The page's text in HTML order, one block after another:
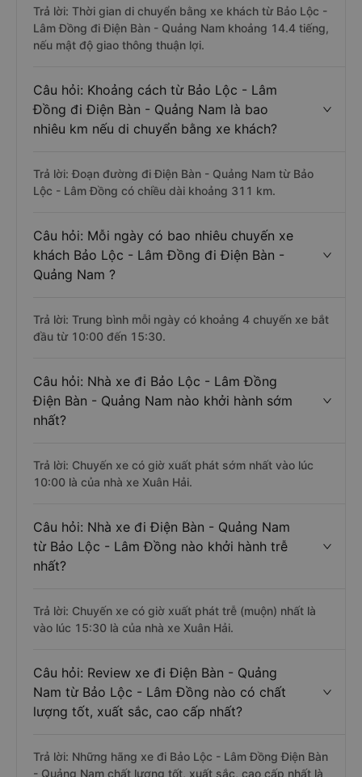
Trả lời: Thời gian di chuyển bằng xe khách từ Bảo Lộc -
Lâm Đồng đi Điện Bàn - Quảng Nam khoảng 14.4 tiếng,
nếu mật độ giao thông thuận lợi.
Câu hỏi: Khoảng cách từ Bảo Lộc - Lâm
Đồng đi Điện Bàn - Quảng Nam là bao
nhiêu km nếu di chuyển bằng xe khách?
Trả lời: Đoạn đường đi Điện Bàn - Quảng Nam từ Bảo
Lộc - Lâm Đồng có chiều dài khoảng 311 km.
Câu hỏi: Mỗi ngày có bao nhiêu chuyến xe
khách Bảo Lộc - Lâm Đồng đi Điện Bàn -
Quảng Nam ?
Trả lời: Trung bình mỗi ngày có khoảng 4 chuyến xe bắt
đầu từ 10:00 đến 15:30.
Câu hỏi: Nhà xe đi Bảo Lộc - Lâm Đồng
Điện Bàn - Quảng Nam nào khởi hành sớm
nhất?
Trả lời: Chuyến xe có giờ xuất phát sớm nhất vào lúc
10:00 là của nhà xe Xuân Hải.
Câu hỏi: Nhà xe đi Điện Bàn - Quảng Nam
từ Bảo Lộc - Lâm Đồng nào khởi hành trễ
nhất?
Trả lời: Chuyến xe có giờ xuất phát trễ (muộn) nhất là
vào lúc 15:30 là của nhà xe Xuân Hải.
Câu hỏi: Review xe đi Điện Bàn - Quảng
Nam từ Bảo Lộc - Lâm Đồng nào có chất
lượng tốt, xuất sắc, cao cấp nhất?
Trả lời: Những hãng xe đi Bảo Lộc - Lâm Đồng Điện Bàn
- Quảng Nam chất lượng tốt, xuất sắc, cao cấp nhất là